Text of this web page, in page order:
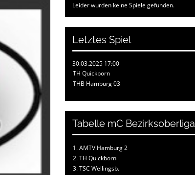
Leider wurden keine Spiele gefunden.
Letztes Spiel
30.03.2025 17:00
TH Quickborn
THB Hamburg 03
Tabelle mC Bezirksoberliga
1. AMTV Hamburg 2
2. TH Quickborn
3. TSC Wellingsb.